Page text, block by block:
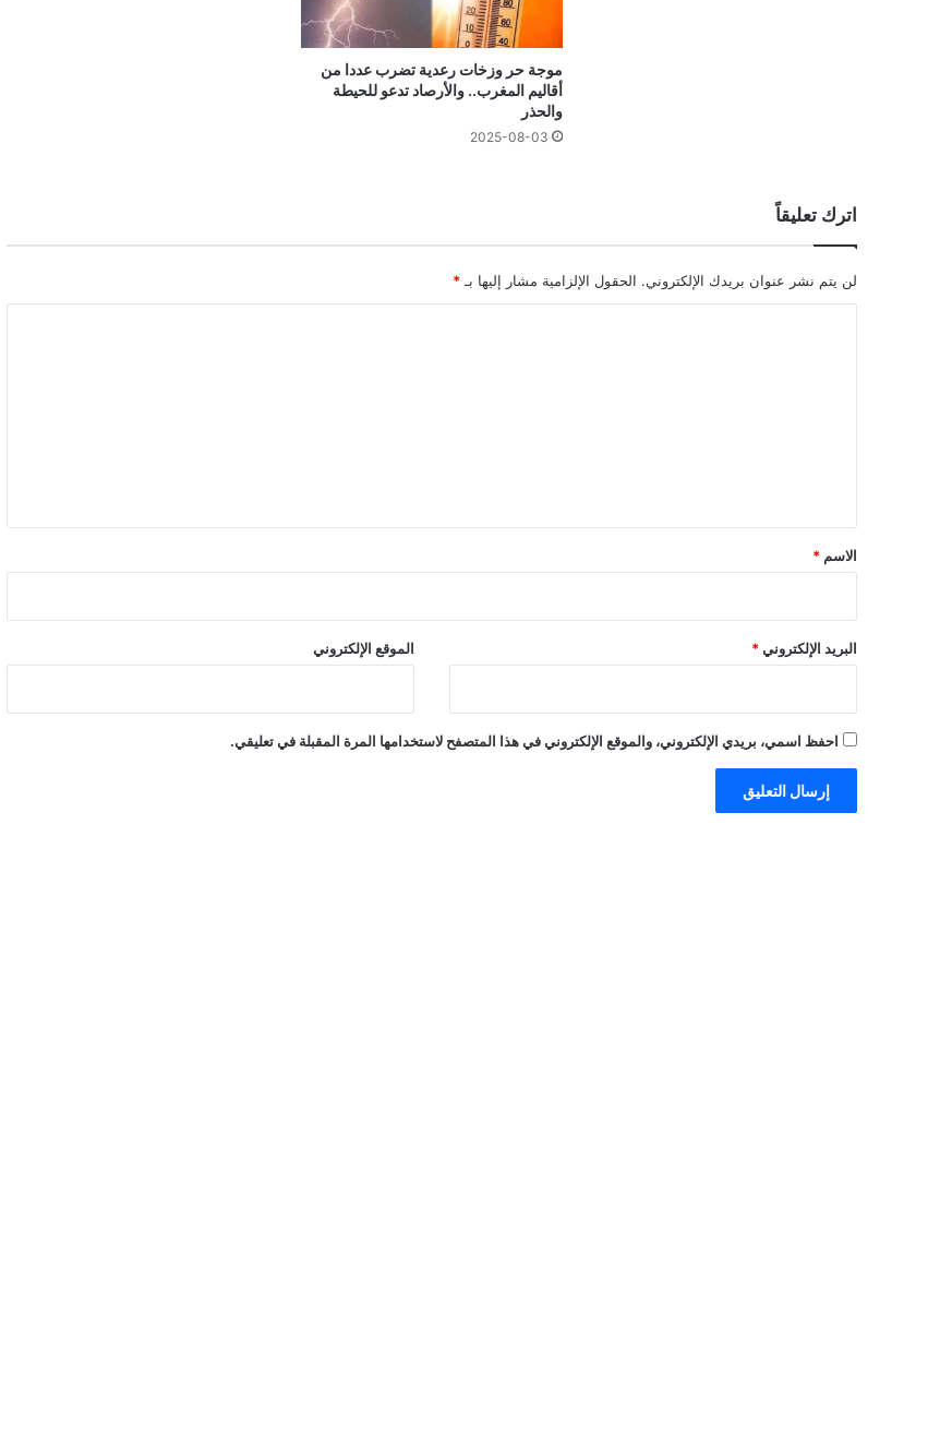
موجة حر وزخات رعدية تضرب عددا من
أقاليم المغرب.. والأرصاد تدعو للحيطة
والحذر
2025-08-03
اترك تعليقاً
لن يتم نشر عنوان بريدك الإلكتروني. الحقول الإلزامية مشار إليها بـ *
*
الاسم *
البريد الإلكتروني * الموقع الإلكتروني
احفظ اسمي، بريدي الإلكتروني، والموقع الإلكتروني في هذا المتصفح لاستخدامها المرة المقبلة في تعليقي.